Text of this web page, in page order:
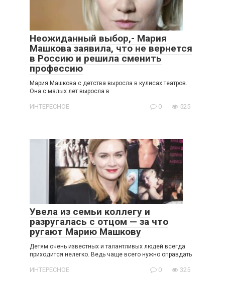
Неожиданный выбор,- Мария
Машкова заявила, что не вернется
в Россию и решила сменить
профессию
Мария Машкова с детства выросла в кулисах театров.
Она с малых лет выросла в
ИНТЕРЕСНОЕ 0 525
Увела из семьи коллегу и
разругалась с отцом — за что
ругают Марию Машкову
Детям очень известных и талантливых людей всегда
приходится нелегко. Ведь чаще всего нужно оправдать
ИНТЕРЕСНОЕ 0 325